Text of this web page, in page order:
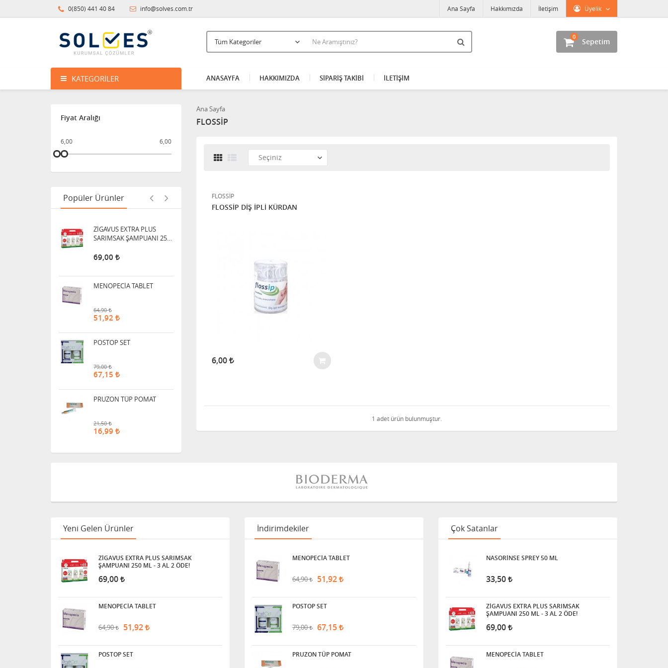
0(850) 441 40 84 info@solves.com.tr Üyelik
Ana Sayfa Hakkımızda İletişim
Sepetim
0
KATEGORILER ANASAYFA HAKKIMIZDA SİPARİŞ TAKİBİ İLETİŞİM
Fiyat Aralığı
6,00 6,00
Popüler Ürünler
21,75
SADBE ROLL-ON
69,50
SAWPOO ŞAMPUAN
18,38
NASORİNSE SPREY 50 ML
33,50
ZİGAVUS EXTRA PLUS
SARIMSAK ŞAMPUANI 250
69,00
MENOPECİA TABLET
64,90
51,92
POSTOP SET
79,00
67,15
PRUZON TÜP POMAT
21,50
16,99
DERMOTTO SAÇ LOSYONU
29,00
24,50
18,38
NASORİNSE SPREY 50 ML
33,50
ZİGAVUS EXTRA PLUS
Ana Sayfa
FLOSSİP
FLOSSİP
FLOSSİP DİŞ İPLİ KÜRDAN
6,00
1 adet ürün bulunmuştur.
Yeni Gelen Ürünler
ZİGAVUS EXTRA PLUS SARIMSAK
ŞAMPUANI 250 ML - 3 AL 2 ÖDE!
69,00
MENOPECİA TABLET
64,90 51,92
POSTOP SET
İndirimdekiler
MENOPECİA TABLET
64,90 51,92
POSTOP SET
79,00 67,15
PRUZON TÜP POMAT
Çok Satanlar
NASORİNSE SPREY 50 ML
33,50
ZİGAVUS EXTRA PLUS SARIMSAK
ŞAMPUANI 250 ML - 3 AL 2 ÖDE!
69,00
MENOPECİA TABLET